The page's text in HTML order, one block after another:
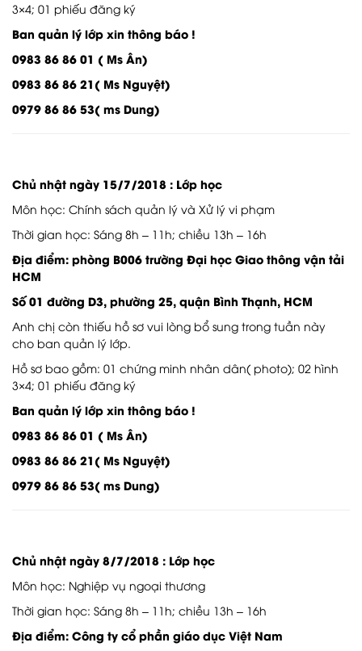
3×4; 01 phiếu đăng ký
Ban quản lý lớp xin thông báo !
0983 86 86 01 ( Ms Ân)
0983 86 86 21( Ms Nguyệt)
0979 86 86 53( ms Dung)
Chủ nhật ngày 15/7/2018 : Lớp học
Môn học: Chính sách quản lý và Xử lý vi phạm
Thời gian học: Sáng 8h – 11h; chiều 13h – 16h
Địa điểm: phòng B006 trường Đại học Giao thông vận tải
HCM
Số 01 đường D3, phường 25, quận Bình Thạnh, HCM
Anh chị còn thiếu hồ sơ vui lòng bổ sung trong tuần này
cho ban quản lý lớp.
Hồ sơ bao gồm: 01 chứng minh nhân dân( photo); 02 hình
3×4; 01 phiếu đăng ký
Ban quản lý lớp xin thông báo !
0983 86 86 01 ( Ms Ân)
0983 86 86 21( Ms Nguyệt)
0979 86 86 53( ms Dung)
Chủ nhật ngày 8/7/2018 : Lớp học
Môn học: Nghiệp vụ ngoại thương
Thời gian học: Sáng 8h – 11h; chiều 13h – 16h
Địa điểm: Công ty cổ phần giáo dục Việt Nam